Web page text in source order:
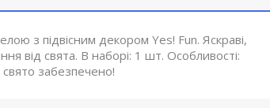
з підвісним декором Yes! Fun. Яскраві,
від свята. В наборі: 1 шт. Особливості:
забезпечено!